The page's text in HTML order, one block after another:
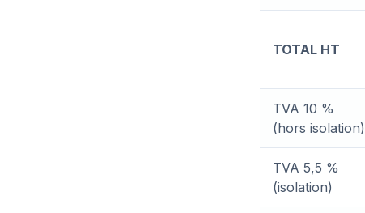
TOTAL HT
TVA 10 %
(hors isolation)
TVA 5,5 %
(isolation)